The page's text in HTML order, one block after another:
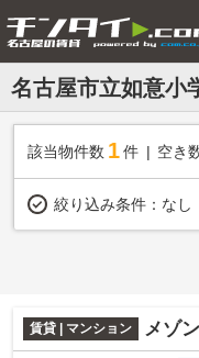
名古屋市立如意小
該当物件数 1件 空き
絞り込み条件： なし
賃貸 | マンション メゾ